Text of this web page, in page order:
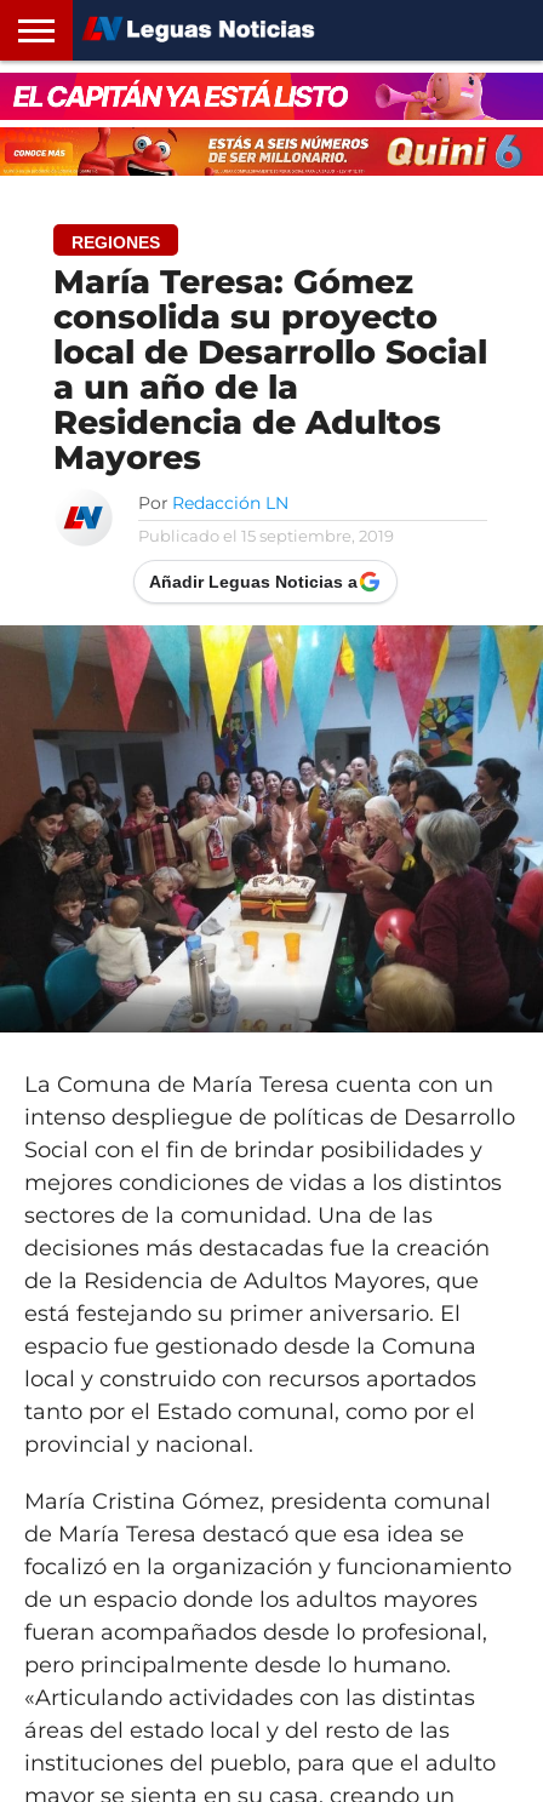
INICIO
SANTA
FE
ROSARIO24
REGIONES
ARGENTINA
OPINIÓN
CONTACTO
REGIONES
María Teresa: Gómez
consolida su proyecto
local de Desarrollo Social
a un año de la
Residencia de Adultos
Mayores
Por Redacción LN
Publicado el 15 septiembre, 2019
Añadir Leguas Noticias a
La Comuna de María Teresa cuenta con un
intenso despliegue de políticas de Desarrollo
Social con el fin de brindar posibilidades y
mejores condiciones de vidas a los distintos
sectores de la comunidad. Una de las
decisiones más destacadas fue la creación
de la Residencia de Adultos Mayores, que
está festejando su primer aniversario. El
espacio fue gestionado desde la Comuna
local y construido con recursos aportados
tanto por el Estado comunal, como por el
provincial y nacional.
María Cristina Gómez, presidenta comunal
de María Teresa destacó que esa idea se
focalizó en la organización y funcionamiento
de un espacio donde los adultos mayores
fueran acompañados desde lo profesional,
pero principalmente desde lo humano.
«Articulando actividades con las distintas
áreas del estado local y del resto de las
instituciones del pueblo, para que el adulto
mayor se sienta en su casa, creando un